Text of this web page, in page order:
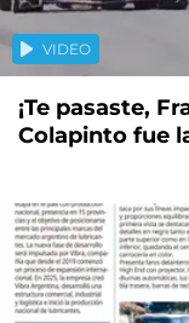
VIDEO
¡Te pasaste,
Colapinto fue